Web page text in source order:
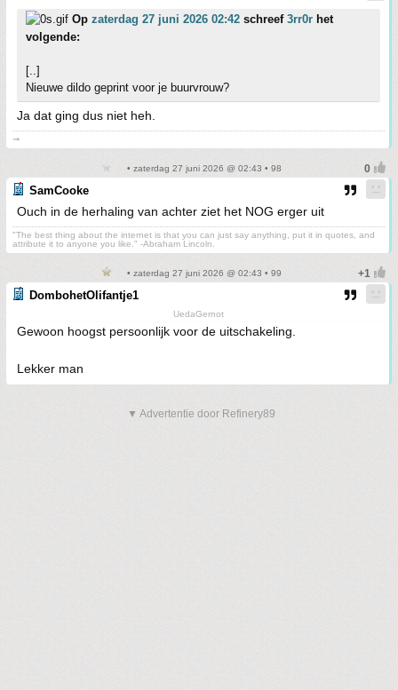
Op zaterdag 27 juni 2026 02:42 schreef 3rr0r het
volgende:
[..]
Nieuwe dildo geprint voor je buurvrouw?
Ja dat ging dus niet heh.
➞
• zaterdag 27 juni 2026 @ 02:43 • 98
SamCooke
Ouch in de herhaling van achter ziet het NOG erger uit
"The best thing about the internet is that you can just say anything, put it in quotes, and
attribute it to anyone you like." -Abraham Lincoln.
• zaterdag 27 juni 2026 @ 02:43 • 99
DombohetOlifantje1
UedaGernot
Gewoon hoogst persoonlijk voor de uitschakeling.
Lekker man
▼ Advertentie door Refinery89